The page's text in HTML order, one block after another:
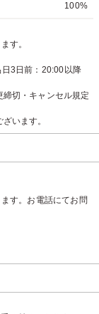
100%
す。
3日前：20:00以降
切・キャンセル規定
います。
す。お電話にてお問